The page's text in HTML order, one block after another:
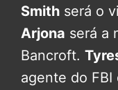
Smith será o
Arjona será a
Bancroft.
agente do